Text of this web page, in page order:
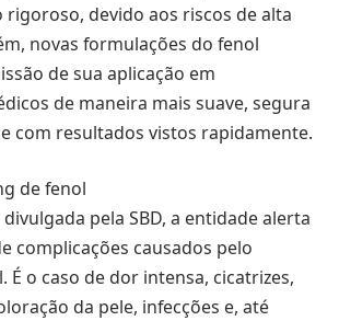
devido aos riscos de alta
novas formulações do fenol
de sua aplicação em
de maneira mais suave, segura
com resultados vistos rapidamente.
de fenol
pela SBD, a entidade alerta
complicações causados pelo
É o caso de dor intensa, cicatrizes,
da pele, infecções e, até